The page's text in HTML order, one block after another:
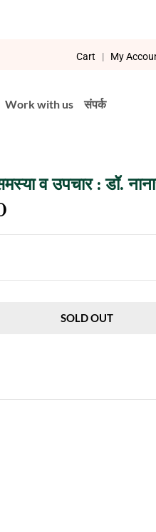
Cart | My
Work with us संपर्क
व उपचार : डॉ.
SOLD OUT